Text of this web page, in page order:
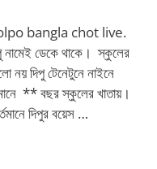
bangla chot live.
নামেই ডেকে থাকে। স্কুলের
নয় দিপু টেনেটুনে নাইনে
** বছর স্কুলের খাতায়।
দিপুর বয়েস …